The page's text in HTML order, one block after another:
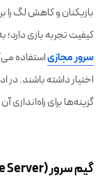
بازیکنان و کاهش لگ
کیفیت تجربه بازی
سرور مجازیاستفاده
اختیار داشته باشند. در
گزینه‌ها برای راه‌اندازی
گیم سرور (Game Server) چیست؟